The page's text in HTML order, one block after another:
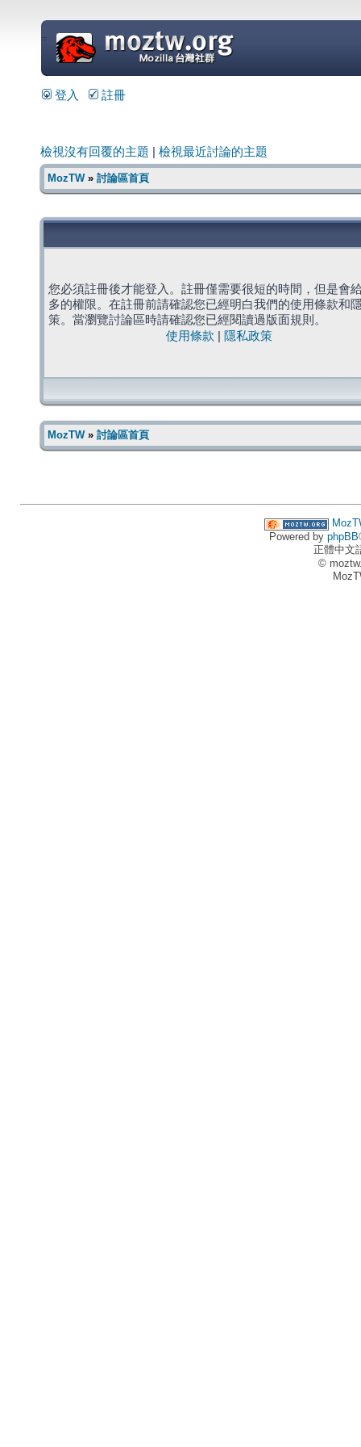
=
登入 註冊
檢視沒有回覆的主題 檢視最近討論的主題
MozTW» 討論區首頁
您必須註冊後才能登入。註冊僅需要很短的時間，但是會
多的權限。在註冊前請確認您已經明白我們的使用條款和
策。當瀏覽討論區時請確認您已經閱讀過版面規則。
使用條款
隱私政策
MozTW» 討論區首頁
Powered by phpBB
正體中文
©